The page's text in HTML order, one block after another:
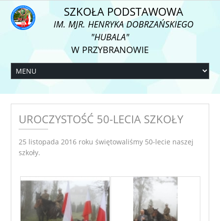
SZKOŁA PODSTAWOWA
IM. MJR. HENRYKA DOBRZAŃSKIEGO
"HUBALA"
W PRZYBRANOWIE
UROCZYSTOŚĆ 50-LECIA SZKOŁY
25 listopada 2016 roku świętowaliśmy 50-lecie naszej
szkoły.